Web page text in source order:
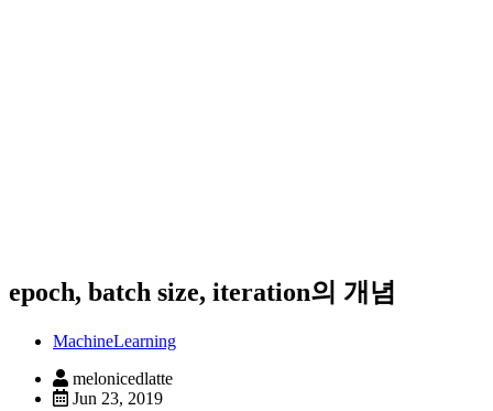
epoch, batch size, iteration의 개념
MachineLearning
melonicedlatte
Jun 23, 2019